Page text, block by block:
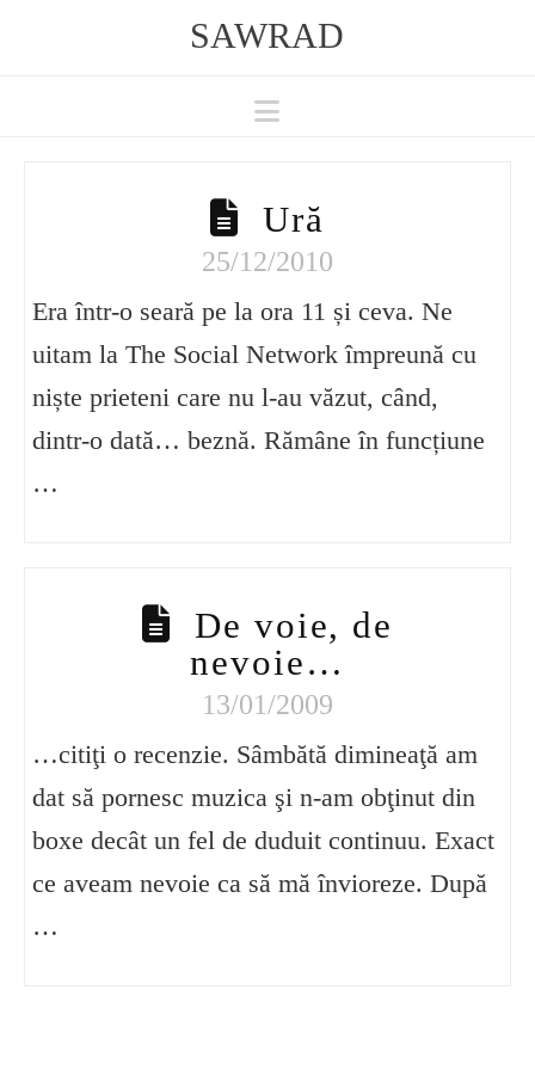
SAWRAD
Navigation
Ură
25/12/2010
Era într-o seară pe la ora 11 și ceva. Ne
uitam la The Social Network împreună cu
niște prieteni care nu l-au văzut, când,
dintr-o dată… beznă. Rămâne în funcțiune
…
De voie, de
nevoie…
13/01/2009
…citiţi o recenzie. Sâmbătă dimineaţă am
dat să pornesc muzica şi n-am obţinut din
boxe decât un fel de duduit continuu. Exact
ce aveam nevoie ca să mă învioreze. După
…